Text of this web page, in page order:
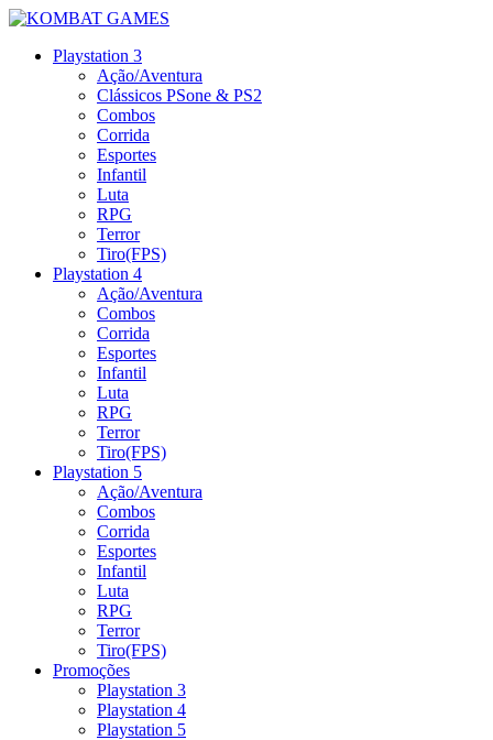
Playstation 3
Ação/Aventura
Clássicos PSone & PS2
Combos
Corrida
Esportes
Infantil
Luta
RPG
Terror
Tiro(FPS)
Playstation 4
Ação/Aventura
Combos
Corrida
Esportes
Infantil
Luta
RPG
Terror
Tiro(FPS)
Playstation 5
Ação/Aventura
Combos
Corrida
Esportes
Infantil
Luta
RPG
Terror
Tiro(FPS)
Promoções
Playstation 3
Playstation 4
Playstation 5